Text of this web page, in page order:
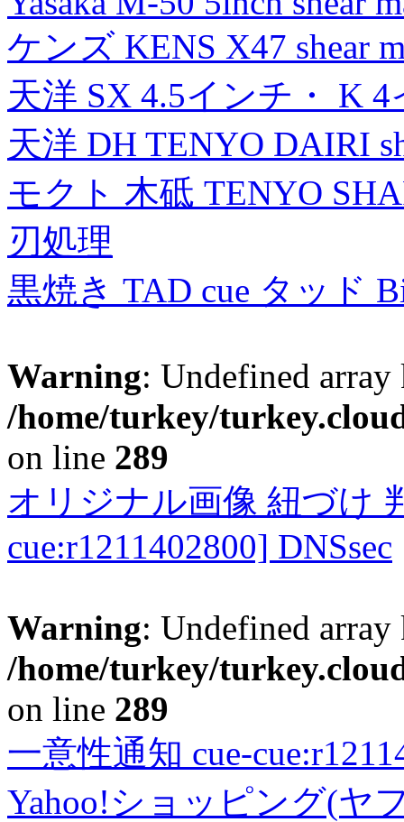
ケンズ KENS X47 shear
天洋 SX 4.5インチ・ K
天洋 DH TENYO DAIRI
モクト 木砥 TENYO
刃処理
黒焼き TAD cue タッド
Warning: Undefined
/home/turkey/
on line 289
オリジナル画像 紐づけ
cue:r1211402800] DNSsec
Warning: Undefined
/home/turkey/
on line 289
一意性通知 cue-
Yahoo!ショッピング(ヤ